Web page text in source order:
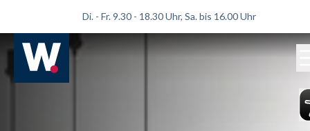
Di. - Fr. 9.30 - 18.30 Uhr, Sa. bis 16.00 Uhr